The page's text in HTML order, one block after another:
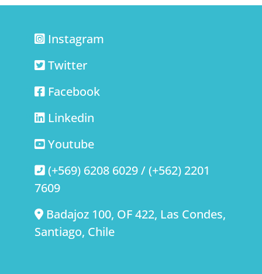
Instagram
Twitter
Facebook
Linkedin
Youtube
(+569) 6208 6029 / (+562) 2201
7609
Badajoz 100, OF 422, Las Condes,
Santiago, Chile